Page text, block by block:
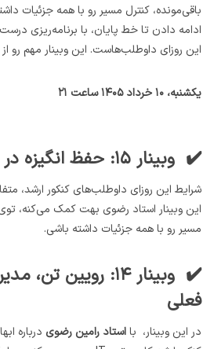
باقی‌مونده، کنترل مسیر رو با همه جزئیات
ادامه دادن تا خط پایان، با برنامه‌ریزی
این روزای داوطلب‌هاست. این وبینار مهم رو
یکشنبه، ۱۰ خرداد ۱۴۰۵ ساعت ۲۱
✔️ وبینار ۱۵: حفظ انگیزه در ادامه مسیر
شرایط این روزای داوطلب‌های کنکور ارشد،
این وبینار استاد رضوی بهت کمک می‌کنه،
مسیر رو با همه جزئیات داشته باشی.
✔️ وبینار ۱۴: رویین
فعلی
در این وبینار، بااستاد رامین رضوی درباره